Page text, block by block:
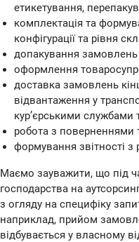
етикетування,
комплектація та
конфігурації та рівня
допакування замовлень
оформлення
доставка замовлень
відвантаження у
кур’єрськими службами
робота з поверненнями
формування звітності з
Маємо зауважити, що під
господарства на
з огляду на специфіку
наприклад, прийом
відбувається у власному